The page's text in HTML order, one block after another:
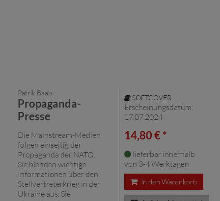
Patrik Baab
Propaganda-
Presse
Die Mainstream-Medien
folgen einseitig der
Propaganda der NATO.
Sie blenden wichtige
Informationen über den
Stellvertreterkrieg in der
Ukraine aus. Sie
SOFTCOVER
Erscheinungsdatum:
17.07.2024
14,80 € *
lieferbar innerhalb
von 3-4 Werktagen
In den Warenkorb